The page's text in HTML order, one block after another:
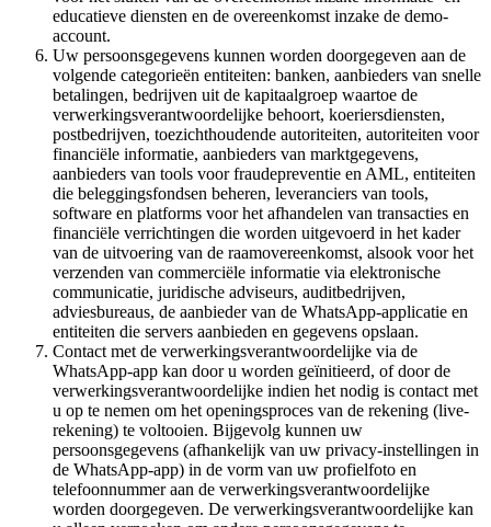
educatieve diensten en de overeenkomst inzake de demo-
account.
Uw persoonsgegevens kunnen worden doorgegeven aan de
volgende categorieën entiteiten: banken, aanbieders van snelle
betalingen, bedrijven uit de kapitaalgroep waartoe de
verwerkingsverantwoordelijke behoort, koeriersdiensten,
postbedrijven, toezichthoudende autoriteiten, autoriteiten voor
financiële informatie, aanbieders van marktgegevens,
aanbieders van tools voor fraudepreventie en AML, entiteiten
die beleggingsfondsen beheren, leveranciers van tools,
software en platforms voor het afhandelen van transacties en
financiële verrichtingen die worden uitgevoerd in het kader
van de uitvoering van de raamovereenkomst, alsook voor het
verzenden van commerciële informatie via elektronische
communicatie, juridische adviseurs, auditbedrijven,
adviesbureaus, de aanbieder van de WhatsApp-applicatie en
entiteiten die servers aanbieden en gegevens opslaan.
Contact met de verwerkingsverantwoordelijke via de
WhatsApp-app kan door u worden geïnitieerd, of door de
verwerkingsverantwoordelijke indien het nodig is contact met
u op te nemen om het openingsproces van de rekening (live-
rekening) te voltooien. Bijgevolg kunnen uw
persoonsgegevens (afhankelijk van uw privacy-instellingen in
de WhatsApp-app) in de vorm van uw profielfoto en
telefoonnummer aan de verwerkingsverantwoordelijke
worden doorgegeven. De verwerkingsverantwoordelijke kan